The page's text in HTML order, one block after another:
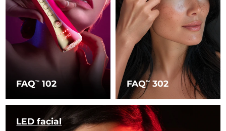
FAQTM 102 FAQTM302
LED facial